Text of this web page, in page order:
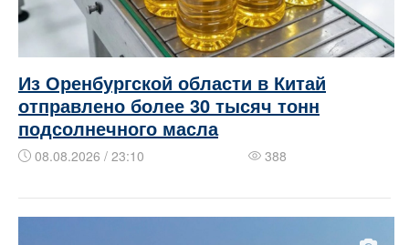
Из Оренбургской области в Китай
отправлено более 30 тысяч тонн
подсолнечного масла
08.08.2026 / 23:10 388